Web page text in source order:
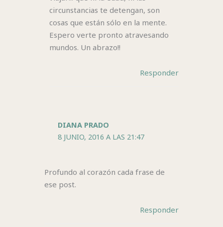
circunstancias te detengan, son
cosas que están sólo en la mente.
Espero verte pronto atravesando
mundos. Un abrazo!!
Responder
DIANA PRADO
8 JUNIO, 2016 A LAS 21:47
Profundo al corazón cada frase de
ese post.
Responder